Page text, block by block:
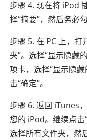
步骤 4. 现在将 iPod
择“摘要”，然后务必
步骤 5. 在 PC 上，打
夹”。选择“显示隐藏
项卡，选择“显示隐
击“确定”。
步骤 6. 返回 iTunes
您的 iPod。继续点击
选择所有文件夹，然